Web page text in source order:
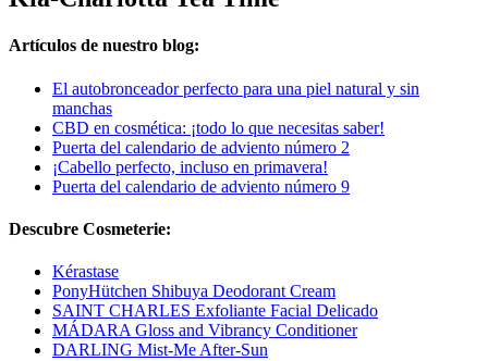
Artículos de nuestro blog:
El autobronceador perfecto para una piel natural y sin
manchas
CBD en cosmética: ¡todo lo que necesitas saber!
Puerta del calendario de adviento número 2
¡Cabello perfecto, incluso en primavera!
Puerta del calendario de adviento número 9
Descubre Cosmeterie:
Kérastase
PonyHütchen Shibuya Deodorant Cream
SAINT CHARLES Exfoliante Facial Delicado
MÁDARA Gloss and Vibrancy Conditioner
DARLING Mist-Me After-Sun